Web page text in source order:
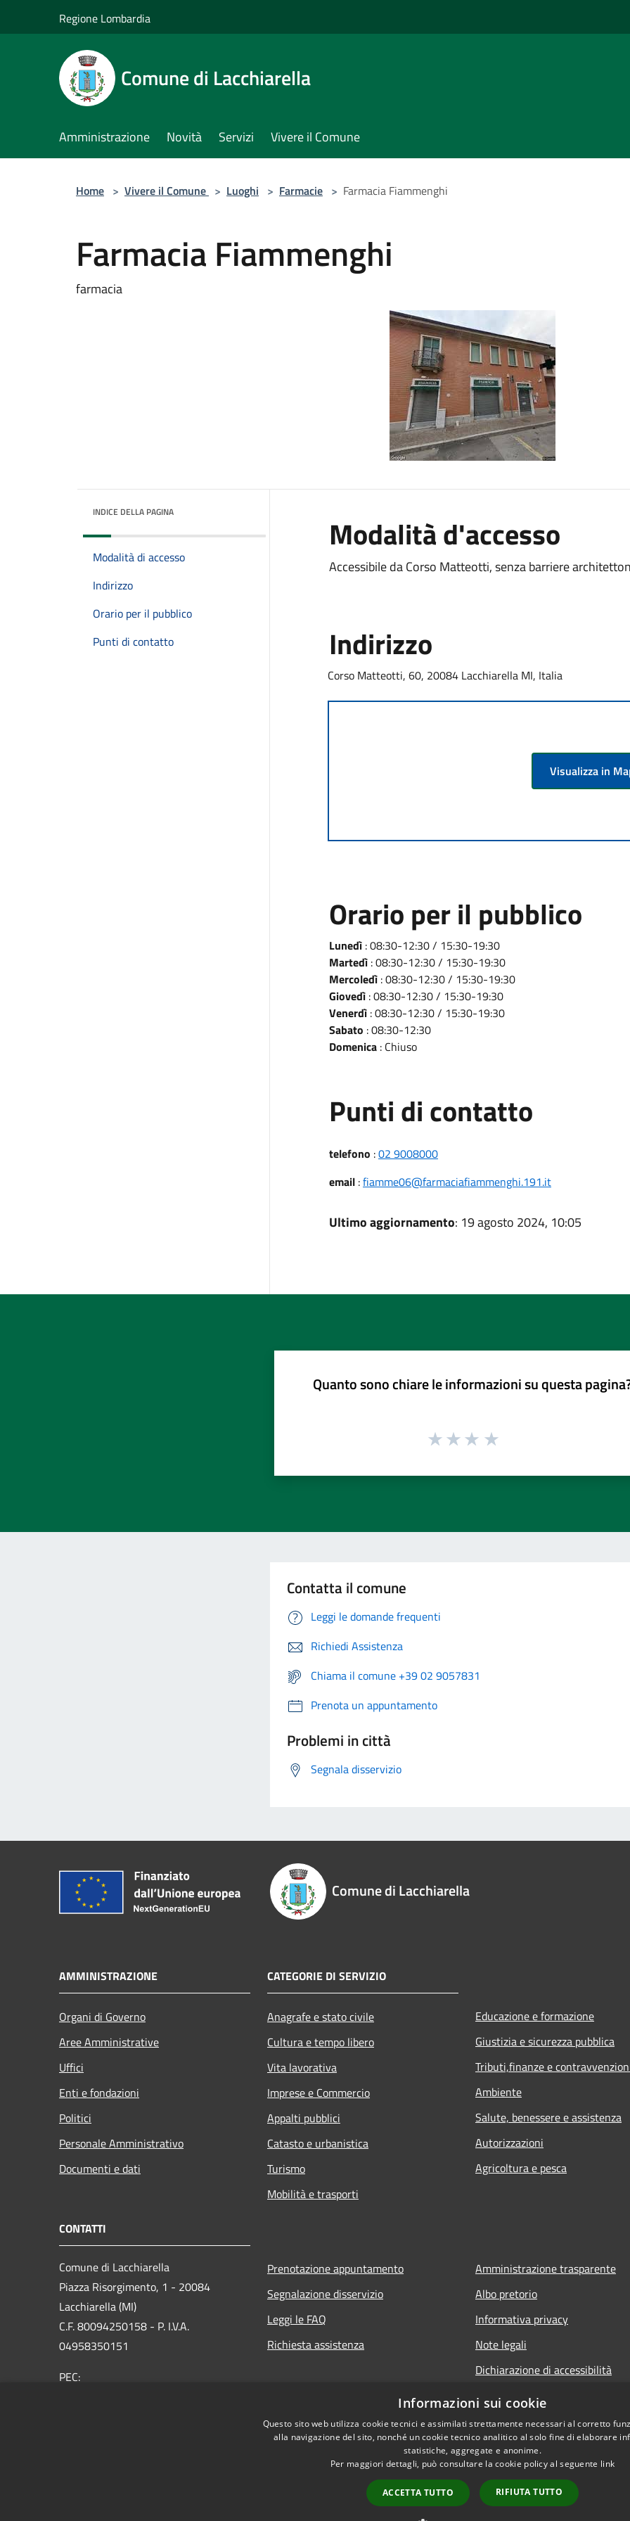
Regione Lombardia
Comune di Lacchiarella
Amministrazione Novità Servizi Vivere il Comune
Home > Vivere il Comune > Luoghi > Farmacie > Farmacia Fiammenghi
Farmacia Fiammenghi
farmacia
INDICE DELLA PAGINA
Modalità di accesso
Indirizzo
Orario per il pubblico
Punti di contatto
Modalità d'accesso
Accessibile da Corso Matteotti, senza barriere
Indirizzo
Corso Matteotti, 60, 20084 Lacchiarella MI, Italia
Visualizza in
Orario per il pubblico
Lunedì: 08:30-12:30 / 15:30-19:30
Martedì: 08:30-12:30 / 15:30-19:30
Mercoledì: 08:30-12:30 / 15:30-19:30
Giovedì: 08:30-12:30 / 15:30-19:30
Venerdì: 08:30-12:30 / 15:30-19:30
Sabato : 08:30-12:30
Domenica: Chiuso
Punti di contatto
telefono :02 9008000
email:fiamme06@farmaciafiammenghi.191.it
Ultimo aggiornamento: 19 agosto 2024, 10:05
Quanto sono chiare le informazioni su questa
Contatta il comune
Leggi le domande frequenti
Richiedi Assistenza
Chiama il comune +39 02 9057831
Prenota un appuntamento
Problemi in città
Segnala disservizio
Comune di Lacchiarella
AMMINISTRAZIONE
Organi di Governo
Aree Amministrative
Uffici
Enti e fondazioni
Politici
Personale Amministrativo
Documenti e dati
CATEGORIE DI SERVIZIO
Anagrafe e stato civile
Cultura e tempo libero
Vita lavorativa
Imprese e Commercio
Appalti pubblici
Catasto e urbanistica
Turismo
Mobilità e trasporti
Educazione e formazione
Giustizia e sicurezza pubblica
Tributi,finanze e
Ambiente
Salute, benessere e assistenza
Autorizzazioni
Agricoltura e pesca
CONTATTI
Comune di Lacchiarella
Piazza Risorgimento, 1 - 20084
Lacchiarella (MI)
C.F. 80094250158 - P. I.V.A.
04958350151
PEC:
Prenotazione appuntamento
Segnalazione disservizio
Leggi le FAQ
Richiesta assistenza
Amministrazione trasparente
Albo pretorio
Informativa privacy
Note legali
Dichiarazione di accessibilità
Informazioni sui cookie
Questo sito web utilizza cookie tecnici e assimilati strettamente necessari al corretto
alla navigazione del sito, nonché un cookie tecnico analitico al solo fine di elaborare
statistiche, aggregate e anonime.
Per maggiori dettagli, può consultare la cookie policy al seguente link
ACCETTA TUTTO RIFIUTA TUTTO